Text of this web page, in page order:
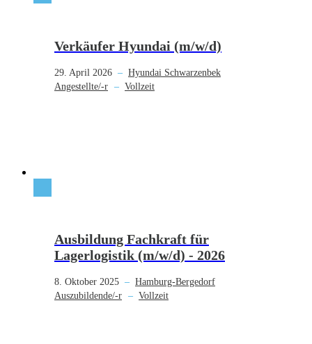
Verkäufer Hyundai (m/w/d)
29. April 2026 – Hyundai Schwarzenbek
Angestellte/-r – Vollzeit
Ausbildung Fachkraft für
Lagerlogistik (m/w/d) - 2026
8. Oktober 2025 – Hamburg-Bergedorf
Auszubildende/-r – Vollzeit